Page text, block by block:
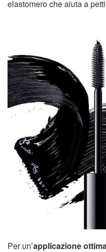
elastomero che aiuta a
Per un’applicazione